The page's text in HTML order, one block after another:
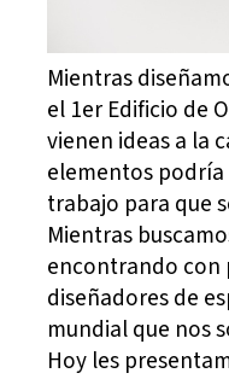
Mientras
el 1er Edificio de
vienen ideas a la
elementos
trabajo para que
Mientras
encontrando con
diseñadores de
mundial que nos
Hoy les